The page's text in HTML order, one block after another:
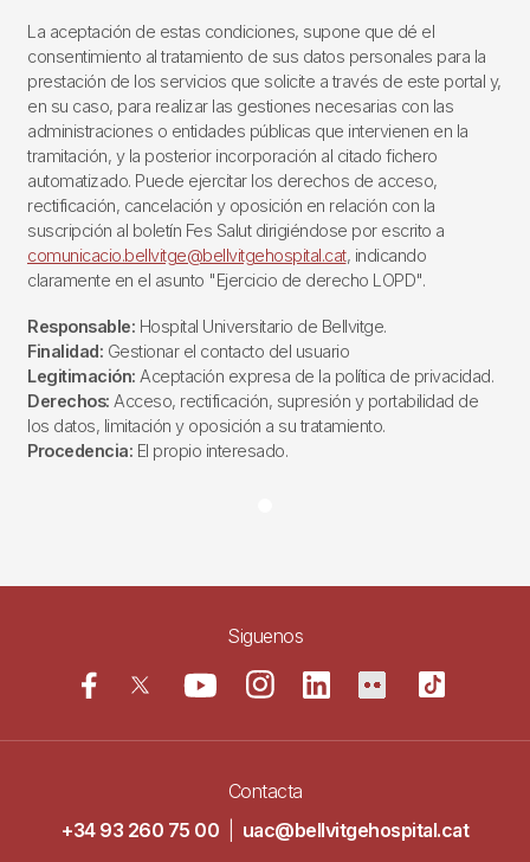
La aceptación de estas condiciones, supone que dé el
consentimiento al tratamiento de sus datos personales para la
prestación de los servicios que solicite a través de este portal y,
en su caso, para realizar las gestiones necesarias con las
administraciones o entidades públicas que intervienen en la
tramitación, y la posterior incorporación al citado fichero
automatizado. Puede ejercitar los derechos de acceso,
rectificación, cancelación y oposición en relación con la
suscripción al boletín Fes Salut dirigiéndose por escrito a
comunicacio.bellvitge@bellvitgehospital.cat, indicando
claramente en el asunto "Ejercicio de derecho LOPD".
Responsable: Hospital Universitario de Bellvitge.
Finalidad: Gestionar el contacto del usuario
Legitimación: Aceptación expresa de la política de privacidad.
Derechos: Acceso, rectificación, supresión y portabilidad de
los datos, limitación y oposición a su tratamiento.
Procedencia: El propio interesado.
Siguenos
Contacta
+34 93 260 75 00
uac@bellvitgehospital.cat